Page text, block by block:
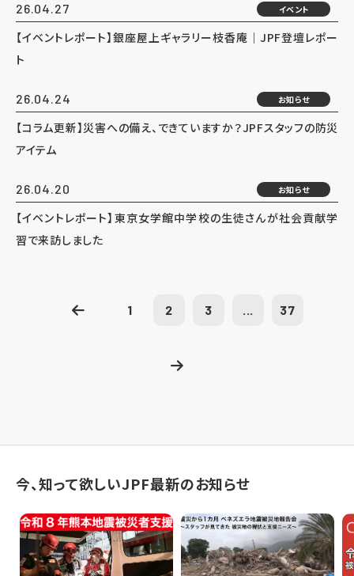
26.04.27 イベント
【イベントレポート】銀座屋上ギャラリー枝香庵｜JPF登壇レポー
ト
26.04.24 お知らせ
【コラム更新】災害への備え、できていますか？JPFスタッフの防災
アイテム
26.04.20 お知らせ
【イベントレポート】東京女学館中学校の生徒さんが社会貢献学
習で来訪しました
1 2 3 ... 37
今、知って欲しいJPF最新のお知らせ